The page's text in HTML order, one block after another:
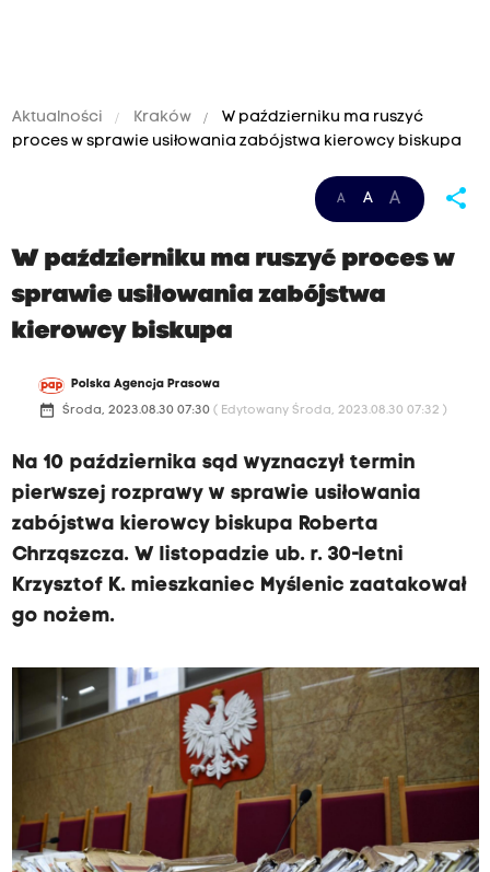
Aktualności Kraków
W październiku ma ruszyć
proces w sprawie usiłowania zabójstwa kierowcy biskupa
A A A share
W październiku ma ruszyć proces w
sprawie usiłowania zabójstwa
kierowcy biskupa
Polska Agencja Prasowa
date_range Środa, 2023.08.30 07:30 ( Edytowany Środa, 2023.08.30 07:32 )
Na 10 października sąd wyznaczył termin
pierwszej rozprawy w sprawie usiłowania
zabójstwa kierowcy biskupa Roberta
Chrząszcza. W listopadzie ub. r. 30-letni
Krzysztof K. mieszkaniec Myślenic zaatakował
go nożem.